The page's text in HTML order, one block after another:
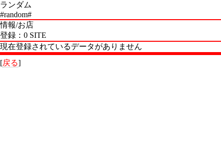
ランダム
#random#
情報/お店
登録：0 SITE
現在登録されているデータがありません
[戻る]